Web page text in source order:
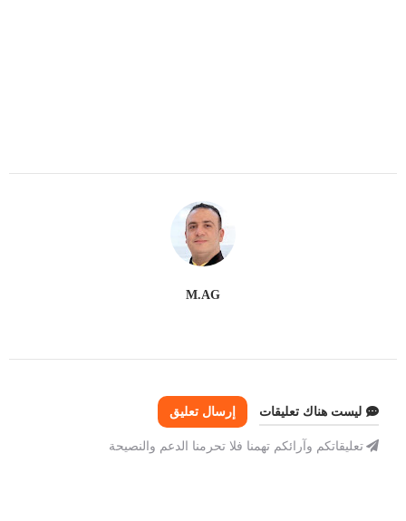
M.AG
ليست هناك تعليقات إرسال تعليق
تعليقاتكم وآرائكم تهمنا فلا تحرمنا الدعم والنصيحة